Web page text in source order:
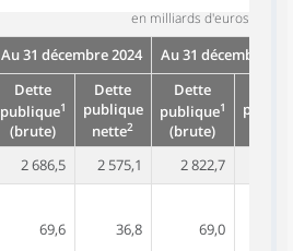
en milliards d'euros
Au 31 décembre 2024
Au 31 décembre
Dette
publique1
(brute)
Dette
publique
nette2
Dette
publique1
(brute)
2 686,5 2 575,1 2 822,7
69,6 36,8 69,0